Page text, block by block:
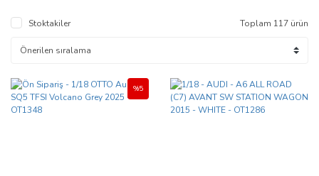
Stoktakiler Toplam 117 ürün
%5